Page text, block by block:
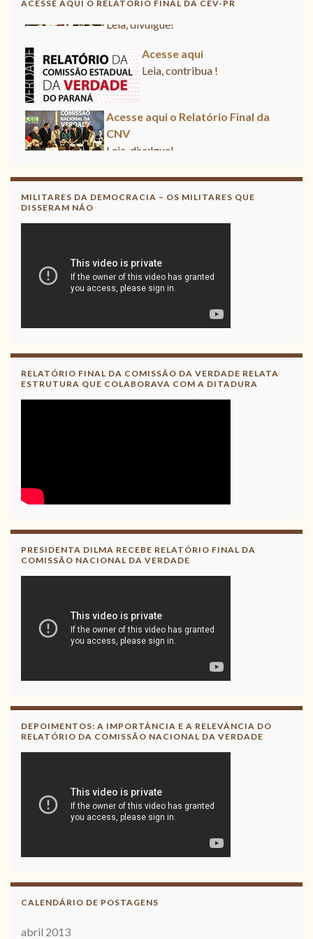
ACESSE AQUI O RELATÓRIO FINAL DA CEV-PR
Leia, contribua !
CNV
Leia, divulgue!
MILITARES DA DEMOCRACIA – OS MILITARES QUE
DISSERAM NÃO
RELATÓRIO FINAL DA COMISSÃO DA VERDADE RELATA
ESTRUTURA QUE COLABORAVA COM A DITADURA
PRESIDENTA DILMA RECEBE RELATÓRIO FINAL DA
COMISSÃO NACIONAL DA VERDADE
DEPOIMENTOS: A IMPORTÂNCIA E A RELEVÂNCIA DO
RELATÓRIO DA COMISSÃO NACIONAL DA VERDADE
CALENDÁRIO DE POSTAGENS
abril 2013